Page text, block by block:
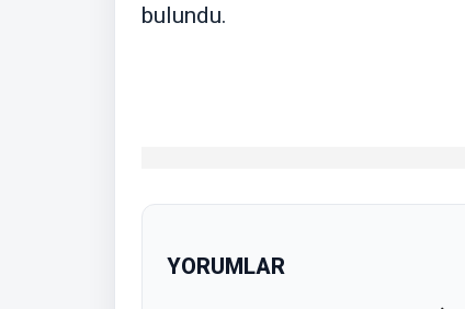
bulundu.
YORUMLAR